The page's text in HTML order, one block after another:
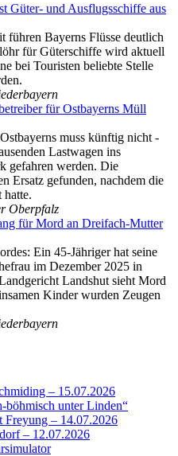
Güter- und Ausflugsschiffe aus
führen Bayerns Flüsse deutlich
für Güterschiffe wird aktuell
bei Touristen beliebte Stelle
für Ostbayerns Müll
muss künftig nicht -
Lastwagen ins
gefahren werden. Die
Ersatz gefunden, nachdem die
hatte.
Oberpfalz
für Mord an Dreifach-Mutter
Ein 45-Jähriger hat seine
im Dezember 2025 in
Landshut sieht Mord
Kinder wurden Zeugen
– 15.07.2026
böhmisch unter Linden“
Freyung – 14.07.2026
– 12.07.2026